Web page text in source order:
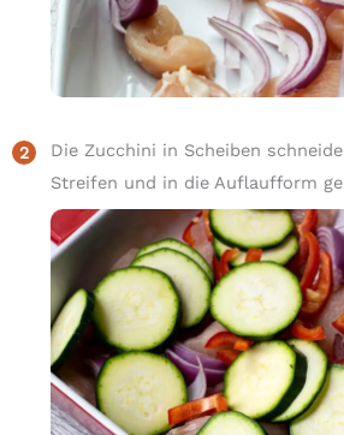
Die Zucchini in Scheiben
Streifen und in die Auflaufform